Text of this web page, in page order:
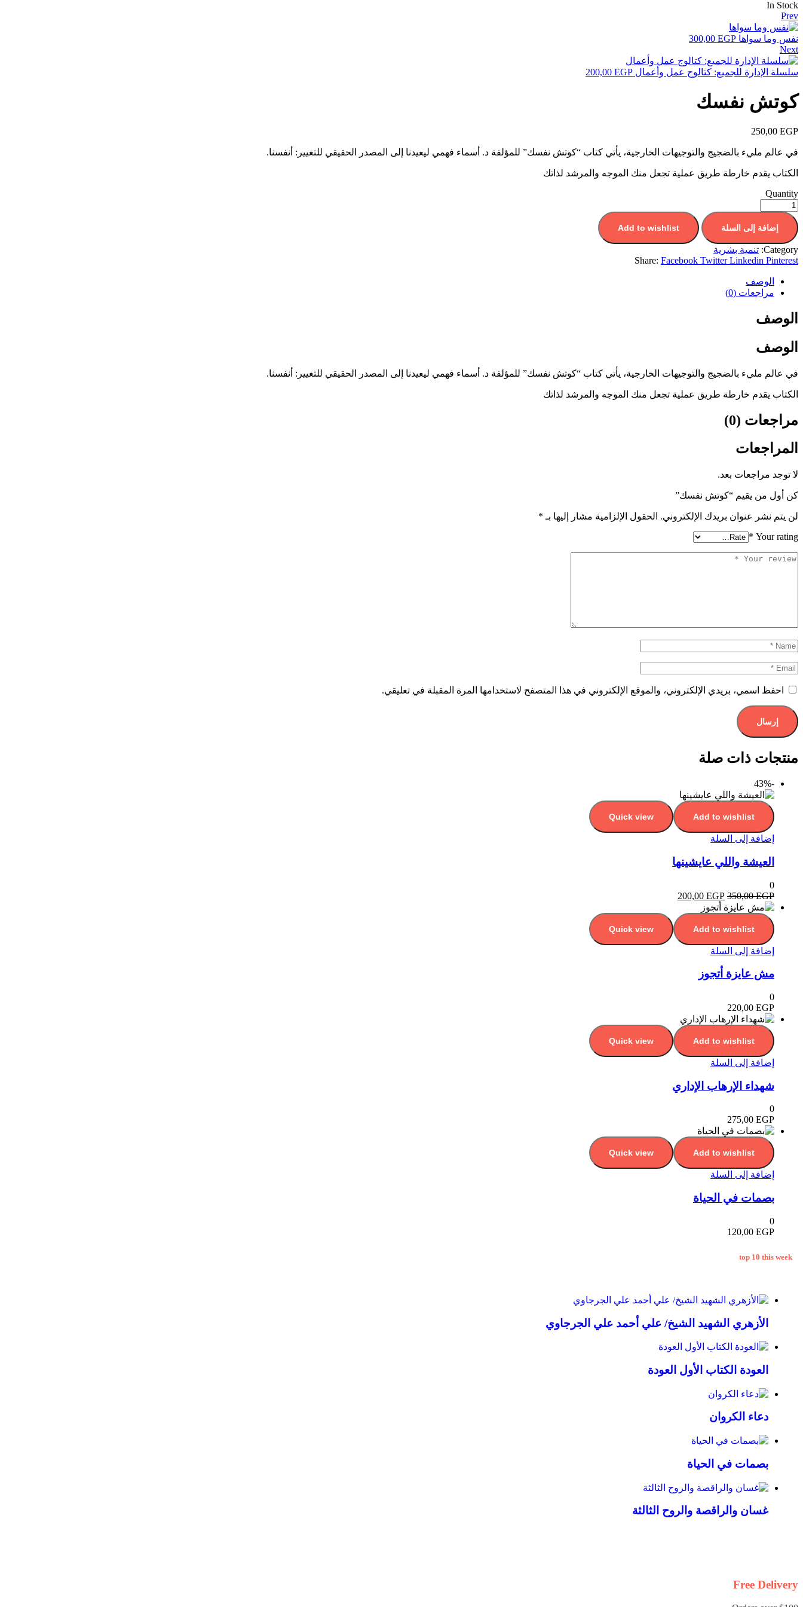
In Stock
Prev
نفس وما سواها 300,00 EGP
Next
سلسلة الإدارة للجميع: كتالوج عمل وأعمال 200,00 EGP
كوتش نفسك
250,00 EGP
في عالم مليء بالضجيج والتوجيهات الخارجية، يأتي كتاب “كوتش نفسك” للمؤلفة د. أسماء فهمي ليعيدنا إلى المصدر الحقيقي للتغيير: أنفسنا.
الكتاب يقدم خارطة طريق عملية تجعل منك الموجه والمرشد لذاتك
Quantity
إضافة إلى السلة Add to wishlist
Category: تنمية بشرية
Share: Facebook Twitter Linkedin Pinterest
الوصف
مراجعات (0)
الوصف
الوصف
في عالم مليء بالضجيج والتوجيهات الخارجية، يأتي كتاب “كوتش نفسك” للمؤلفة د. أسماء فهمي ليعيدنا إلى المصدر الحقيقي للتغيير: أنفسنا.
الكتاب يقدم خارطة طريق عملية تجعل منك الموجه والمرشد لذاتك
مراجعات (0)
المراجعات
لا توجد مراجعات بعد.
كن أول من يقيم “كوتش نفسك”
لن يتم نشر عنوان بريدك الإلكتروني. الحقول الإلزامية مشار إليها بـ *
Your rating
*
احفظ اسمي، بريدي الإلكتروني، والموقع الإلكتروني في هذا المتصفح لاستخدامها المرة المقبلة في تعليقي.
منتجات ذات صلة
-43%
Add to wishlist
Quick view
إضافة إلى السلة
العيشة واللي عايشينها
0
350,00EGP
200,00 EGP
Add to wishlist
Quick view
إضافة إلى السلة
مش عايزة أتجوز
0
220,00 EGP
Add to wishlist
Quick view
إضافة إلى السلة
شهداء الإرهاب الإداري
0
275,00 EGP
Add to wishlist
Quick view
إضافة إلى السلة
بصمات في الحياة
0
120,00 EGP
top 10 this week
الأزهري الشهيد الشيخ/ علي أحمد علي الجرجاوي
العودة الكتاب الأول العودة
دعاء الكروان
بصمات في الحياة
غسان والراقصة والروح الثالثة
Free Delivery